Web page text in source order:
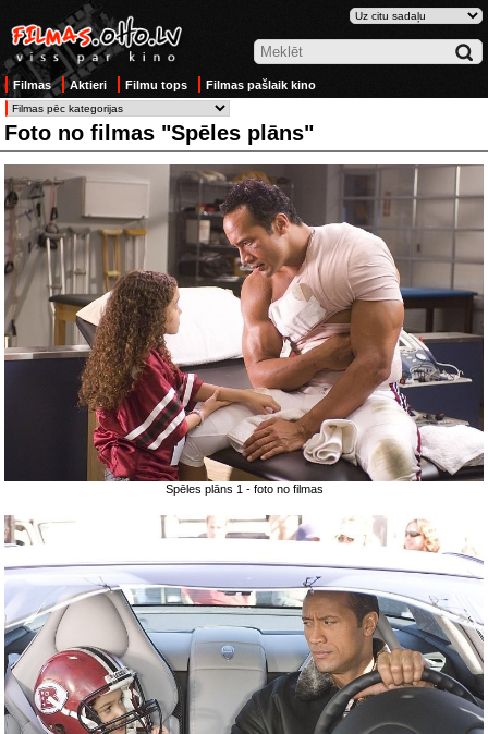
Filmas Aktieri Filmu tops Filmas pašlaik kino
Foto no filmas "Spēles plāns"
Spēles plāns 1 - foto no filmas